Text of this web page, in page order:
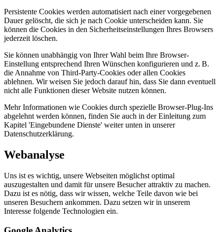
Persistente Cookies werden automatisiert nach einer vorgegebenen
Dauer gelöscht, die sich je nach Cookie unterscheiden kann. Sie
können die Cookies in den Sicherheitseinstellungen Ihres Browsers
jederzeit löschen.
Sie können unabhängig von Ihrer Wahl beim Ihre Browser-
Einstellung entsprechend Ihren Wünschen konfigurieren und z. B.
die Annahme von Third-Party-Cookies oder allen Cookies
ablehnen. Wir weisen Sie jedoch darauf hin, dass Sie dann eventuell
nicht alle Funktionen dieser Website nutzen können.
Mehr Informationen wie Cookies durch spezielle Browser-Plug-Ins
abgelehnt werden können, finden Sie auch in der Einleitung zum
Kapitel 'Eingebundene Dienste' weiter unten in unserer
Datenschutzerklärung.
Webanalyse
Uns ist es wichtig, unsere Webseiten möglichst optimal
auszugestalten und damit für unsere Besucher attraktiv zu machen.
Dazu ist es nötig, dass wir wissen, welche Teile davon wie bei
unseren Besuchern ankommen. Dazu setzen wir in unserem
Interesse folgende Technologien ein.